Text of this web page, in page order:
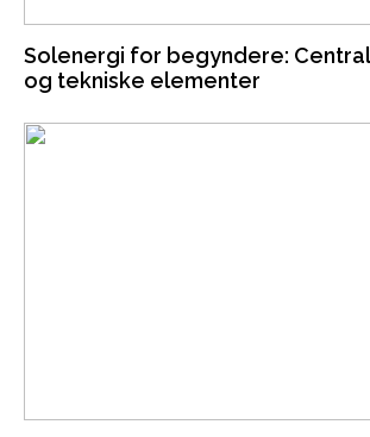
Solenergi for begyndere:
og tekniske elementer